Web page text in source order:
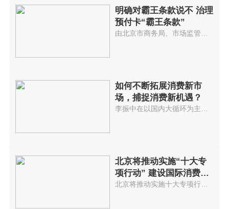
明确对霸王条款说不 治理
预付卡“霸王条款”
如何不断拓展消费新市
场，捕捉消费新机遇？
北京将推动实施“十大专
项行动” 建设国际消费中
心城市
北京将推动实施十大专项行动，培...